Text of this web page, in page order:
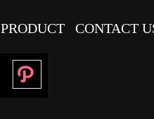
PRODUCT CONTACT